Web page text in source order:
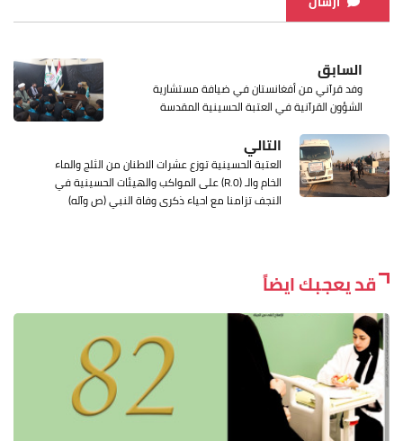
السابق
وفد قرآني من أفغانستان في ضيافة مستشارية
الشؤون القرآنية في العتبة الحسينية المقدسة
التالي
العتبة الحسينية توزع عشرات الاطنان من الثلج والماء
الخام والـ (R.0) على المواكب والهيئات الحسينية في
النجف تزامنا مع احياء ذكرى وفاة النبي (ص وآله)
قد يعجبك ايضاً